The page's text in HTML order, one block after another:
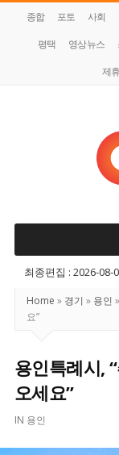
종합 포토 사회
평택
영상뉴스
제
향
스최종편집 : 2026-08-
Home » 경기 » 용인 »
요”
용인특례시,
오세요”
IN 용인